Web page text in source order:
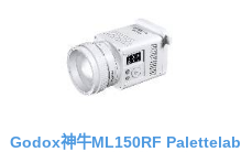
Godox神牛ML150RF Palettelab